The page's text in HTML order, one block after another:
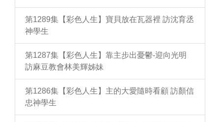
第1289集【彩色人生】寶貝放在瓦器裡 訪沈育丞
神學生
第1287集【彩色人生】靠主步出憂鬱-迎向光明
訪麻豆教會林美輝姊妹
第1286集【彩色人生】主的大愛隨時看顧 訪顏信
忠神學生